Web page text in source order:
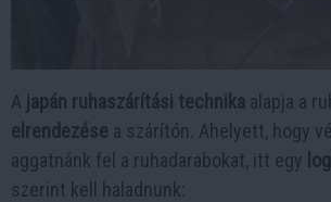
A japán ruhaszárítási technika alapja a
elrendezése a szárítón. Ahelyett, hogy
aggatnánk fel a ruhadarabokat, itt egy
szerint kell haladnunk: